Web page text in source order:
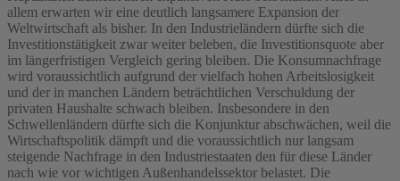
allem erwarten wir eine deutlich langsamere Expansion der
Weltwirtschaft als bisher. In den Industrieländern dürfte sich die
Investitionstätigkeit zwar weiter beleben, die Investitionsquote aber
im längerfristigen Vergleich gering bleiben. Die Konsumnachfrage
wird voraussichtlich aufgrund der vielfach hohen Arbeitslosigkeit
und der in manchen Ländern beträchtlichen Verschuldung der
privaten Haushalte schwach bleiben. Insbesondere in den
Schwellenländern dürfte sich die Konjunktur abschwächen, weil die
Wirtschaftspolitik dämpft und die voraussichtlich nur langsam
steigende Nachfrage in den Industriestaaten den für diese Länder
nach wie vor wichtigen Außenhandelssektor belastet. Die